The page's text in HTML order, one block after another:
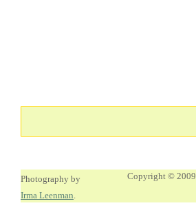
Photography by
Irma Leenman.
Copyright © 2009